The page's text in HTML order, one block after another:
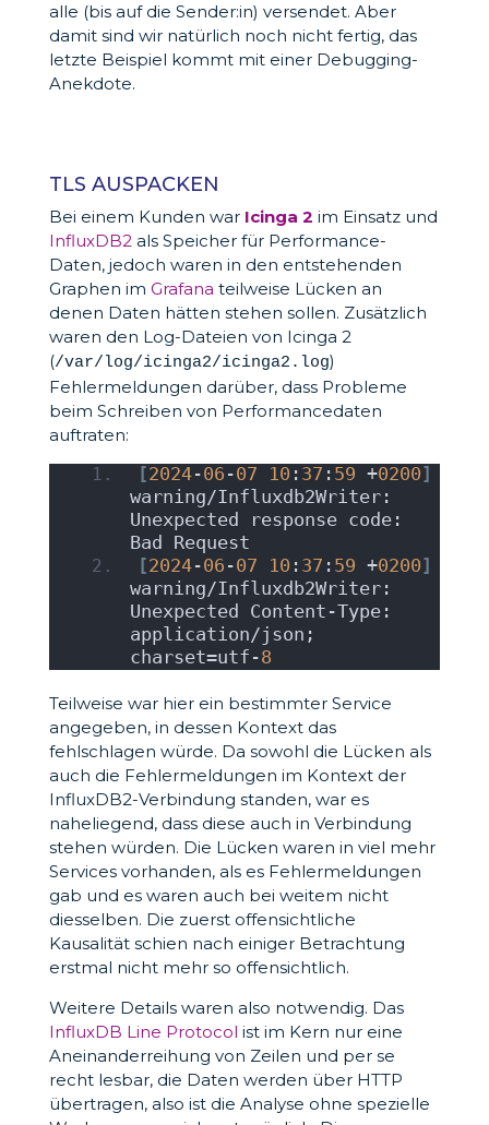
alle (bis auf die Sender:in) versendet. Aber
damit sind wir natürlich noch nicht fertig, das
letzte Beispiel kommt mit einer Debugging-
Anekdote.
TLS AUSPACKEN
Bei einem Kunden warIcinga 2 im Einsatz und
InfluxDB2als Speicher für Performance-
Daten, jedoch waren in den entstehenden
Graphen im Grafana teilweise Lücken an
denen Daten hätten stehen sollen. Zusätzlich
waren den Log-Dateien von Icinga 2
(/var/log/icinga2/icinga2.log)
Fehlermeldungen darüber, dass Probleme
beim Schreiben von Performancedaten
auftraten:
[2024-06 -07 10 : 37 : 59 +0200]
warning/Influxdb2Writer:
Unexpected response code:
Bad Request
[2024-06 -07 10 : 37 : 59 +0200]
warning/Influxdb2Writer:
Unexpected Content-Type:
application/json;
charset=utf-8
Teilweise war hier ein bestimmter Service
angegeben, in dessen Kontext das
fehlschlagen würde. Da sowohl die Lücken als
auch die Fehlermeldungen im Kontext der
InfluxDB2-Verbindung standen, war es
naheliegend, dass diese auch in Verbindung
stehen würden. Die Lücken waren in viel mehr
Services vorhanden, als es Fehlermeldungen
gab und es waren auch bei weitem nicht
diesselben. Die zuerst offensichtliche
Kausalität schien nach einiger Betrachtung
erstmal nicht mehr so offensichtlich.
Weitere Details waren also notwendig. Das
InfluxDB Line Protocol ist im Kern nur eine
Aneinanderreihung von Zeilen und per se
recht lesbar, die Daten werden über HTTP
übertragen, also ist die Analyse ohne spezielle